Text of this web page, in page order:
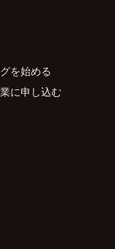
を始める
に申し込む